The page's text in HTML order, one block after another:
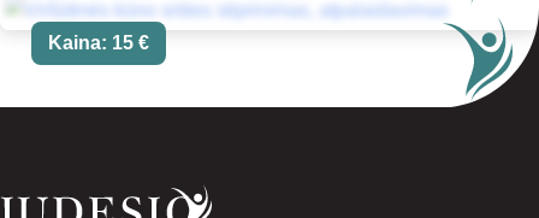
Kaina: 15 €